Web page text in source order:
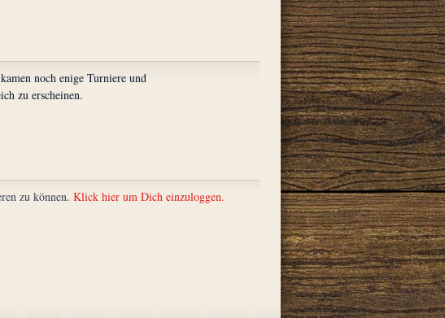
noch enige Turniere und
zu erscheinen.
zu können. Klick hier um Dich einzuloggen.